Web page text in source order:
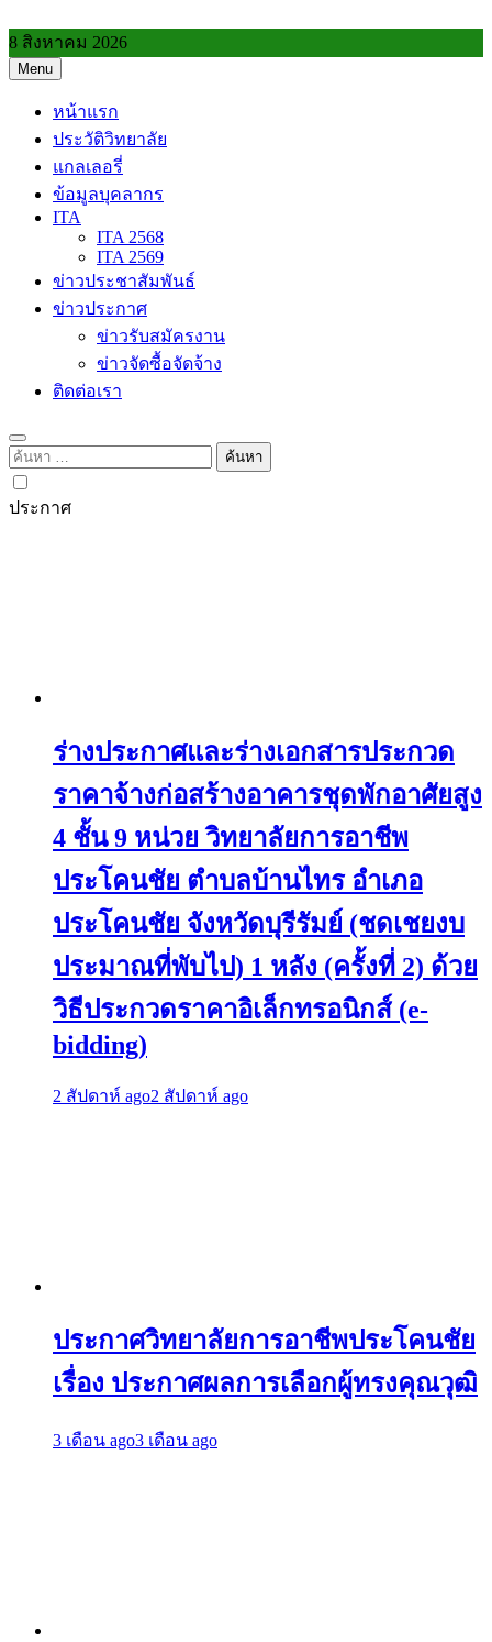
to
content
8 สิงหาคม 2026
Menu
หน้าแรก
ประวัติวิทยาลัย
แกลเลอรี่
ข้อมูลบุคลากร
ITA
ITA 2568
ITA 2569
ข่าวประชาสัมพันธ์
ข่าวประกาศ
ข่าวรับสมัครงาน
ข่าวจัดซื้อจัดจ้าง
ติดต่อเรา
ค้นหา
สำหรับ:
ประกาศ
ร่างประกาศและร่างเอกสารประกวด
ราคาจ้างก่อสร้างอาคารชุดพักอาศัยสูง
4 ชั้น 9 หน่วย วิทยาลัยการอาชีพ
ประโคนชัย ตำบลบ้านไทร อำเภอ
ประโคนชัย จังหวัดบุรีรัมย์ (ชดเชยงบ
ประมาณที่พับไป) 1 หลัง (ครั้งที่ 2) ด้วย
วิธีประกวดราคาอิเล็กทรอนิกส์ (e-
bidding)
2 สัปดาห์ ago2 สัปดาห์ ago
ประกาศวิทยาลัยการอาชีพประโคนชัย
เรื่อง ประกาศผลการเลือกผู้ทรงคุณวุฒิ
3 เดือน ago3 เดือน ago